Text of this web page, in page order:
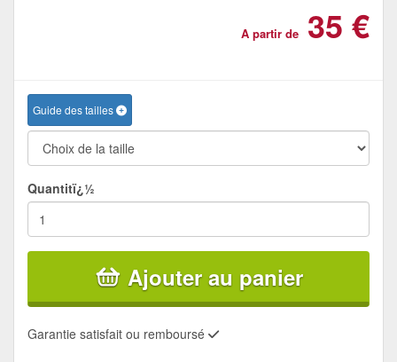
A partir de 35 €
Guide des tailles
Quantitï¿½
Ajouter au panier
Garantie satisfait ou remboursé